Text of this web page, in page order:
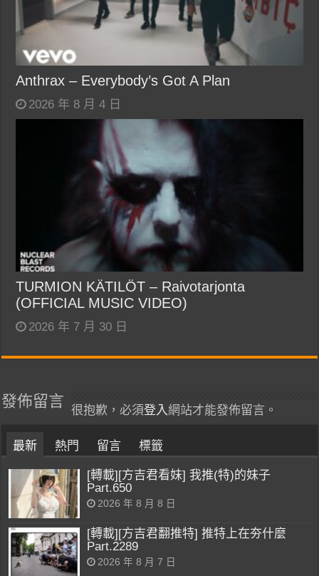
Anthrax – Everybody’s Got A Plan
2026 年 8 月 4 日
TURMION KÄTILÖT – Raivotarjonta
(OFFICIAL MUSIC VIDEO)
2026 年 7 月 30 日
發佈留言
很抱歉，必須登入網站才能發佈留言。
最新 熱門 留言 標籤
[轉載][方吉君看妹] 我推(特)的妹子
Part.650
2026 年 8 月 8 日
[轉載][方吉君翻推特] 推特上在夯什麼
Part.2289
2026 年 8 月 7 日